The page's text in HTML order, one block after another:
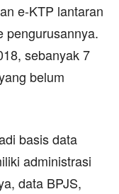
e-KTP lantaran
pengurusannya.
sebanyak 7
belum
basis data
administrasi
data BPJS,